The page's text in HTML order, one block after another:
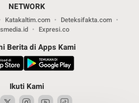
NETWORK
Katakaltim.com
Deteksifakta.com
Expresi.co
Berita di Apps Kami
Ikuti Kami